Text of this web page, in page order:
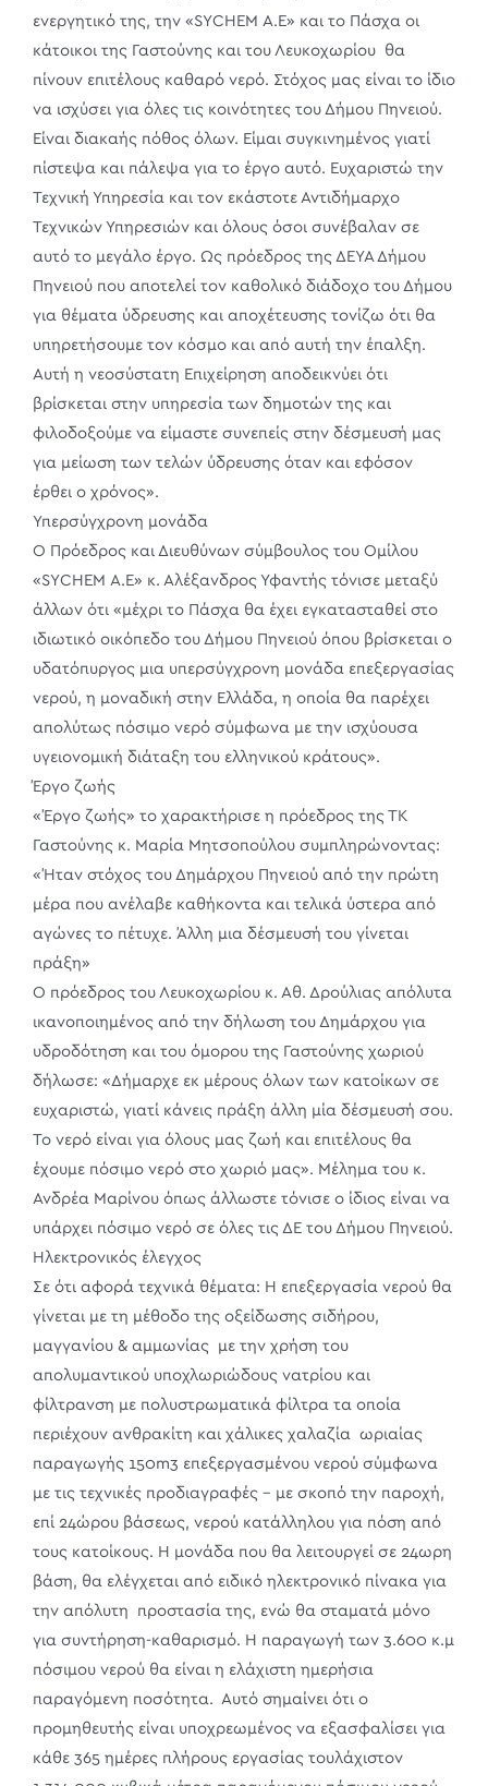
ενεργητικό της, την «SYCHEM Α.Ε» και το Πάσχα οι
κάτοικοι της Γαστούνης και του Λευκοχωρίου θα
πίνουν επιτέλους καθαρό νερό. Στόχος μας είναι το ίδιο
να ισχύσει για όλες τις κοινότητες του Δήμου Πηνειού.
Είναι διακαής πόθος όλων. Είμαι συγκινημένος γιατί
πίστεψα και πάλεψα για το έργο αυτό. Ευχαριστώ την
Τεχνική Υπηρεσία και τον εκάστοτε Αντιδήμαρχο
Τεχνικών Υπηρεσιών και όλους όσοι συνέβαλαν σε
αυτό το μεγάλο έργο. Ως πρόεδρος της ΔΕΥΑ Δήμου
Πηνειού που αποτελεί τον καθολικό διάδοχο του Δήμου
για θέματα ύδρευσης και αποχέτευσης τονίζω ότι θα
υπηρετήσουμε τον κόσμο και από αυτή την έπαλξη.
Αυτή η νεοσύστατη Επιχείρηση αποδεικνύει ότι
βρίσκεται στην υπηρεσία των δημοτών της και
φιλοδοξούμε να είμαστε συνεπείς στην δέσμευσή μας
για μείωση των τελών ύδρευσης όταν και εφόσον
έρθει ο χρόνος».
Υπερσύγχρονη μονάδα
Ο Πρόεδρος και Διευθύνων σύμβουλος του Ομίλου
«SYCHEM Α.Ε» κ. Αλέξανδρος Υφαντής τόνισε μεταξύ
άλλων ότι «μέχρι το Πάσχα θα έχει εγκατασταθεί στο
ιδιωτικό οικόπεδο του Δήμου Πηνειού όπου βρίσκεται ο
υδατόπυργος μια υπερσύγχρονη μονάδα επεξεργασίας
νερού, η μοναδική στην Ελλάδα, η οποία θα παρέχει
απολύτως πόσιμο νερό σύμφωνα με την ισχύουσα
υγειονομική διάταξη του ελληνικού κράτους».
Έργο ζωής
«Έργο ζωής» το χαρακτήρισε η πρόεδρος της ΤΚ
Γαστούνης κ. Μαρία Μητσοπούλου συμπληρώνοντας:
«Ήταν στόχος του Δημάρχου Πηνειού από την πρώτη
μέρα που ανέλαβε καθήκοντα και τελικά ύστερα από
αγώνες το πέτυχε. Άλλη μια δέσμευσή του γίνεται
πράξη»
Ο πρόεδρος του Λευκοχωρίου κ. Αθ. Δρούλιας απόλυτα
ικανοποιημένος από την δήλωση του Δημάρχου για
υδροδότηση και του όμορου της Γαστούνης χωριού
δήλωσε: «Δήμαρχε εκ μέρους όλων των κατοίκων σε
ευχαριστώ, γιατί κάνεις πράξη άλλη μία δέσμευσή σου.
Το νερό είναι για όλους μας ζωή και επιτέλους θα
έχουμε πόσιμο νερό στο χωριό μας». Μέλημα του κ.
Ανδρέα Μαρίνου όπως άλλωστε τόνισε ο ίδιος είναι να
υπάρχει πόσιμο νερό σε όλες τις ΔΕ του Δήμου Πηνειού.
Ηλεκτρονικός έλεγχος
Σε ότι αφορά τεχνικά θέματα: Η επεξεργασία νερού θα
γίνεται με τη μέθοδο της οξείδωσης σιδήρου,
μαγγανίου & αμμωνίας με την χρήση του
απολυμαντικού υποχλωριώδους νατρίου και
φίλτρανση με πολυστρωματικά φίλτρα τα οποία
περιέχουν ανθρακίτη και χάλικες χαλαζία ωριαίας
παραγωγής 150m3 επεξεργασμένου νερού σύμφωνα
με τις τεχνικές προδιαγραφές – με σκοπό την παροχή,
επί 24ώρου βάσεως, νερού κατάλληλου για πόση από
τους κατοίκους. Η μονάδα που θα λειτουργεί σε 24ωρη
βάση, θα ελέγχεται από ειδικό ηλεκτρονικό πίνακα για
την απόλυτη προστασία της, ενώ θα σταματά μόνο
για συντήρηση-καθαρισμό. Η παραγωγή των 3.600 κ.μ
πόσιμου νερού θα είναι η ελάχιστη ημερήσια
παραγόμενη ποσότητα. Αυτό σημαίνει ότι ο
προμηθευτής είναι υποχρεωμένος να εξασφαλίσει για
κάθε 365 ημέρες πλήρους εργασίας τουλάχιστον